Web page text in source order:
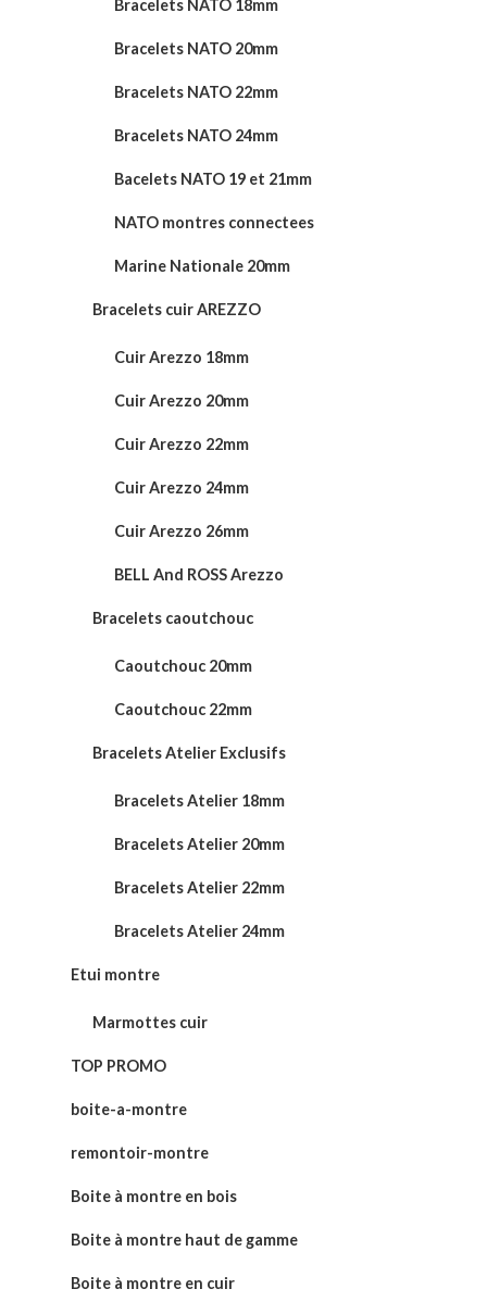
Bracelets NATO 18mm
Bracelets NATO 20mm
Bracelets NATO 22mm
Bracelets NATO 24mm
Bacelets NATO 19 et 21mm
NATO montres connectees
Marine Nationale 20mm
Bracelets cuir AREZZO
Cuir Arezzo 18mm
Cuir Arezzo 20mm
Cuir Arezzo 22mm
Cuir Arezzo 24mm
Cuir Arezzo 26mm
BELL And ROSS Arezzo
Bracelets caoutchouc
Caoutchouc 20mm
Caoutchouc 22mm
Bracelets Atelier Exclusifs
Bracelets Atelier 18mm
Bracelets Atelier 20mm
Bracelets Atelier 22mm
Bracelets Atelier 24mm
Etui montre
Marmottes cuir
TOP PROMO
boite-a-montre
remontoir-montre
Boite à montre en bois
Boite à montre haut de gamme
Boite à montre en cuir